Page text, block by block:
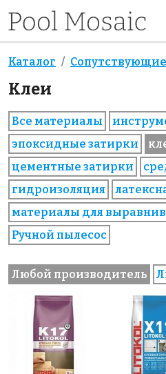
Каталог
Клеи
Все материалы
эпоксидные затирки
цементные затирки
гидроизоляция
материалы для
Ручной пылесос
Любой производитель